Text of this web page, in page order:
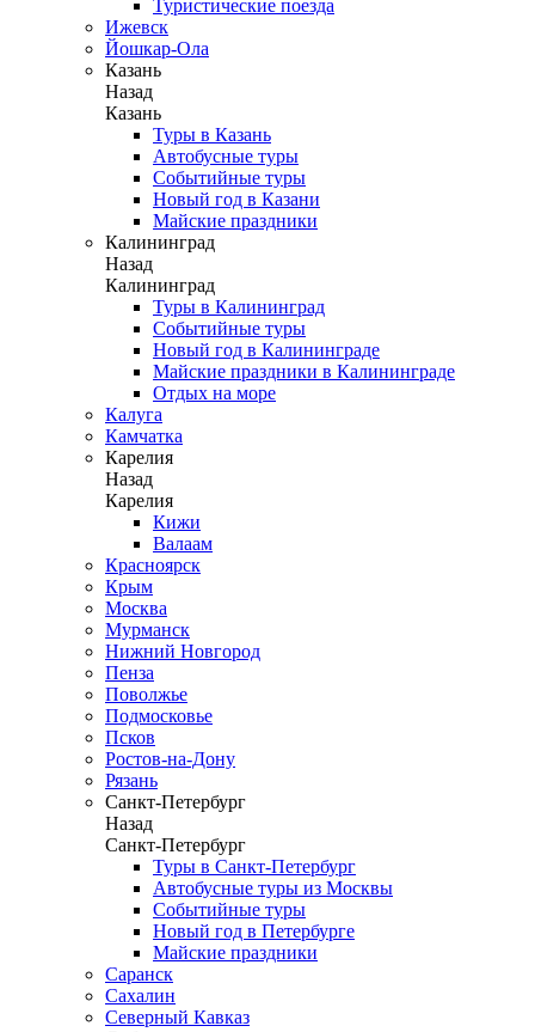
Туристические поезда
Ижевск
Йошкар-Ола
Казань
Назад
Казань
Туры в Казань
Автобусные туры
Событийные туры
Новый год в Казани
Майские праздники
Калининград
Назад
Калининград
Туры в Калининград
Событийные туры
Новый год в Калининграде
Майские праздники в Калининграде
Отдых на море
Калуга
Камчатка
Карелия
Назад
Карелия
Кижи
Валаам
Красноярск
Крым
Москва
Мурманск
Нижний Новгород
Пенза
Поволжье
Подмосковье
Псков
Ростов-на-Дону
Рязань
Санкт-Петербург
Назад
Санкт-Петербург
Туры в Санкт-Петербург
Автобусные туры из Москвы
Событийные туры
Новый год в Петербурге
Майские праздники
Саранск
Сахалин
Северный Кавказ